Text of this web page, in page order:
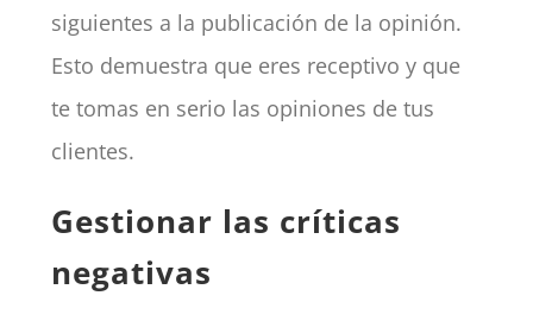
siguientes a la publicación de la opinión.
Esto demuestra que eres receptivo y que
te tomas en serio las opiniones de tus
clientes.
Gestionar las críticas
negativas